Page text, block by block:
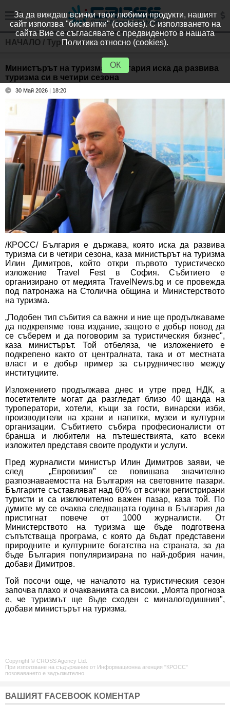
НАЧАЛО / Туризъм
Министърът на туризма: България иска да развива
туризма си в четири сезона
30 Май 2026 | 18:20
/КРОСС/ България е държава, която иска да развива
туризма си в четири сезона, каза министърът на туризма
Илин Димитров, който откри първото туристическо
изложение Travel Fest в София. Събитието е
организирано от медията TravelNews.bg и се провежда
под патронажа на Столична община и Министерството
на туризма.
„Подобен тип събития са важни и ние ще продължаваме
да подкрепяме това издание, защото е добър повод да
се съберем и да поговорим за туристическия бизнес",
каза министърът. Той отбеляза, че изложението е
подкрепено както от централната, така и от местната
власт и е добър пример за сътрудничество между
институциите.
Изложението продължава днес и утре пред НДК, а
посетителите могат да разгледат близо 40 щанда на
туроператори, хотели, къщи за гости, винарски изби,
производители на храни и напитки, музеи и културни
организации. Събитието събира професионалисти от
бранша и любители на пътешествията, като всеки
изложител представя своите продукти и услуги.
Пред журналисти министър Илин Димитров заяви, че
след „Евровизия" се повишава значително
разпознаваемостта на България на световните пазари.
Българите съставляват над 60% от всички регистрирани
туристи и са изключително важен пазар, каза той. По
думите му се очаква следващата година в България да
пристигнат повече от 1000 журналисти. От
Министерството на туризма ще бъде подготвена
съпътстваща програма, с която да бъдат представени
природните и културните богатства на страната, за да
бъде България популяризирана по най-добрия начин,
добави Димитров.
Той посочи още, че началото на туристическия сезон
започва плахо и очакванията са високи. „Моята прогноза
е, че туризмът ще бъде сходен с миналогодишния",
добави министърът на туризма.
Copyright © CROSS Agency Ltd.
При използване на съдържание от Информационна агенция "КРОСС"
позоваването е задължително.
ВАШИЯТ FACEBOOK КОМЕНТАР
За да виждаш всички твои любими продукти, нашият
сайт използва "бисквитки" (cookies). С използването на
сайта Вие се съгласявате с предвиденото в нашата
Политика относно (cookies).
ОК